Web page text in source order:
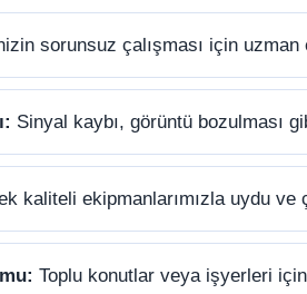
sorunsuz çalışması için
Sinyal kaybı, görüntü bozulması
kaliteli ekipmanlarımızla uydu ve
Toplu konutlar veya işyerleri